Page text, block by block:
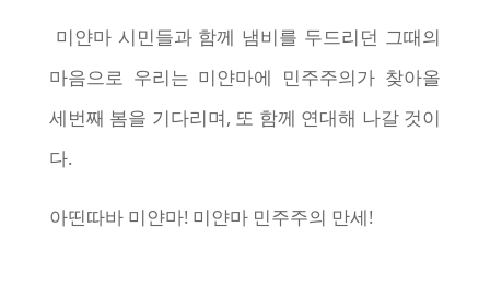
미얀마 시민들과 함께 냄비를 두드리던 그때의
마음으로 우리는 미얀마에 민주주의가 찾아올
세번째 봄을 기다리며, 또 함께 연대해 나갈 것이
다.
아띤따바 미얀마! 미얀마 민주주의 만세!